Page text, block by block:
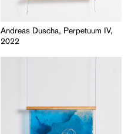
Andreas Duscha, Perpetuum IV,
2022